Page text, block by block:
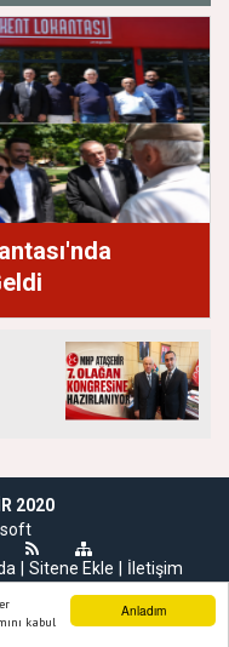
Anladım
kabul
2020
Sitene Ekle İletişim